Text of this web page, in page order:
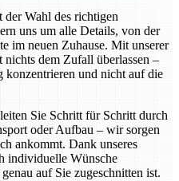
Wahl des richtigen
uns um alle Details, von der
im neuen Zuhause. Mit unserer
dem Zufall überlassen –
konzentrieren und nicht auf die
Sie Schritt für Schritt durch
oder Aufbau – wir sorgen
ankommt. Dank unseres
individuelle Wünsche
auf Sie zugeschnitten ist.